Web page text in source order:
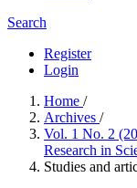
Search
Register
Login
Home /
Archives /
Vol. 1 No. 2
Research in
Studies and